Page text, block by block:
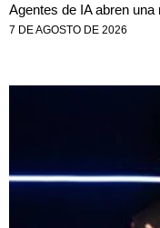
Agentes de IA abren
7 DE AGOSTO DE 2026